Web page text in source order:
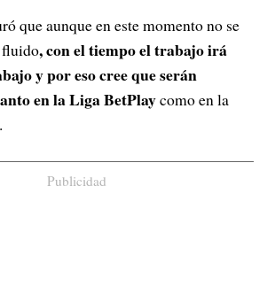
que aunque en este momento no se
fluido, con el tiempo el trabajo irá
y por eso cree que serán
en la Liga BetPlaycomo en la
Publicidad